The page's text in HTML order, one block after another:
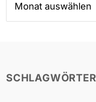
SCHLAGWÖRTER